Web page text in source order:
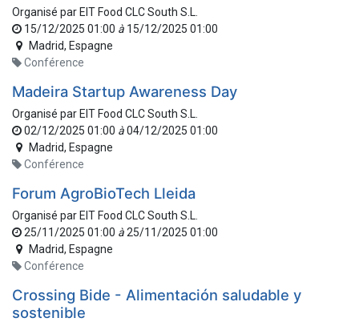
Organisé par EIT Food CLC South S.L.
15/12/2025 01:00 à 15/12/2025 01:00
Madrid, Espagne
Conférence
Madeira Startup Awareness Day
Organisé par EIT Food CLC South S.L.
02/12/2025 01:00 à04/12/2025 01:00
Madrid, Espagne
Conférence
Forum AgroBioTech Lleida
Organisé par EIT Food CLC South S.L.
25/11/2025 01:00 à25/11/2025 01:00
Madrid, Espagne
Conférence
Crossing Bide - Alimentación saludable y
sostenible